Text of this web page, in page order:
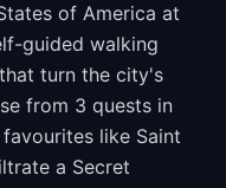
of America at
guided walking
turn the city's
from 3 quests in
like Saint
a Secret